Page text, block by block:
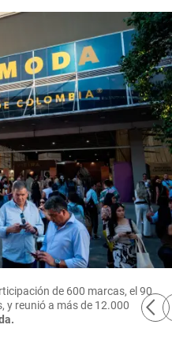
arrow_back_ios
de 600 marcas, el 90
y reunió a más de 12.000